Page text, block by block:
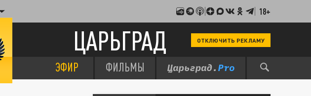
18+
ЦАРЬГРАД ОТКЛЮЧИТЬ РЕКЛАМУ
ЭФИР ФИЛЬМЫ